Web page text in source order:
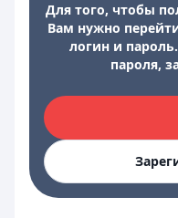
Для того, чтобы
Вам нужно
логин и
пароля,